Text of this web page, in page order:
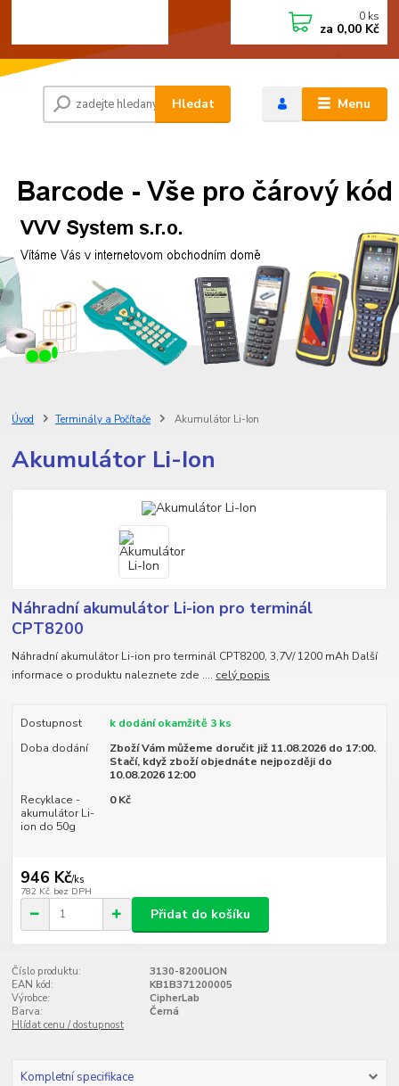
Menu
Hledat
0 ks
za 0,00 Kč
Úvod Terminály a Počítače Akumulátor Li-Ion
Akumulátor Li-Ion
Náhradní akumulátor Li-ion pro terminál
CPT8200
Náhradní akumulátor Li-ion pro terminál CPT8200, 3,7V/ 1200 mAh Další
informace o produktu naleznete zde .... celý popis
Dostupnost
k dodání okamžitě 3 ks
Doba dodání
Zboží Vám můžeme doručit již 11.08.2026 do 17:00.
Stačí, když zboží objednáte nejpozději do
10.08.2026 12:00
Recyklace -
akumulátor Li-
ion do 50g
0 Kč
946 Kč/ks
782 Kč bez DPH
Přidat do košíku
Číslo produktu:
3130-8200LION
EAN kód:
KB1B371200005
Výrobce:
CipherLab
Barva:
Černá
Hlídat cenu / dostupnost
Kompletní specifikace